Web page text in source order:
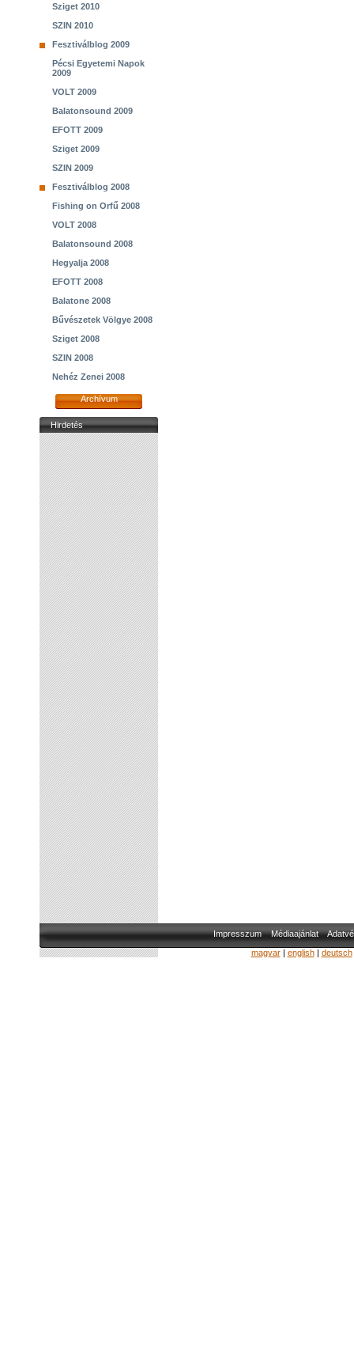
Sziget 2010
SZIN 2010
Fesztiválblog 2009
Pécsi Egyetemi Napok
2009
VOLT 2009
Balatonsound 2009
EFOTT 2009
Sziget 2009
SZIN 2009
Fesztiválblog 2008
Fishing on Orfű 2008
VOLT 2008
Balatonsound 2008
Hegyalja 2008
EFOTT 2008
Balatone 2008
Bűvészetek Völgye 2008
Sziget 2008
SZIN 2008
Nehéz Zenei 2008
Archívum
Hirdetés
Impresszum Médiaajánlat
magyar| english| deutsch